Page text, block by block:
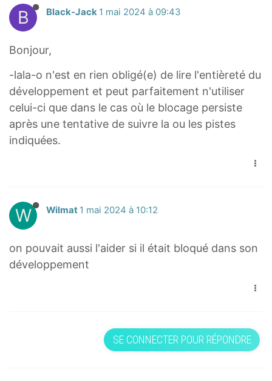
B Black-Jack 1 mai 2024 à 09:43
Bonjour,
-lala-o n'est en rien obligé(e) de lire l'entièreté du
développement et peut parfaitement n'utiliser
celui-ci que dans le cas où le blocage persiste
après une tentative de suivre la ou les pistes
indiquées.
W Wilmat 1 mai 2024 à 10:12
on pouvait aussi l'aider si il était bloqué dans son
développement
SE CONNECTER POUR RÉPONDRE